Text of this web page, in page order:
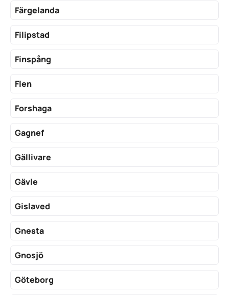
Färgelanda
Filipstad
Finspång
Flen
Forshaga
Gagnef
Gällivare
Gävle
Gislaved
Gnesta
Gnosjö
Göteborg